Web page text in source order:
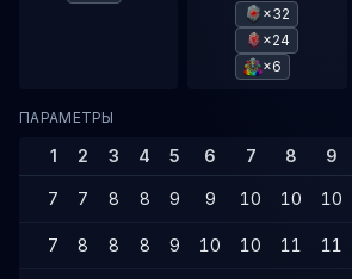
×32
×24
×6
ПАРАМЕТРЫ
1 2 3 4 5 6 7 8 9
7 7 8 8 9 9 10 10 10
7 8 8 8 9 10 10 11 11